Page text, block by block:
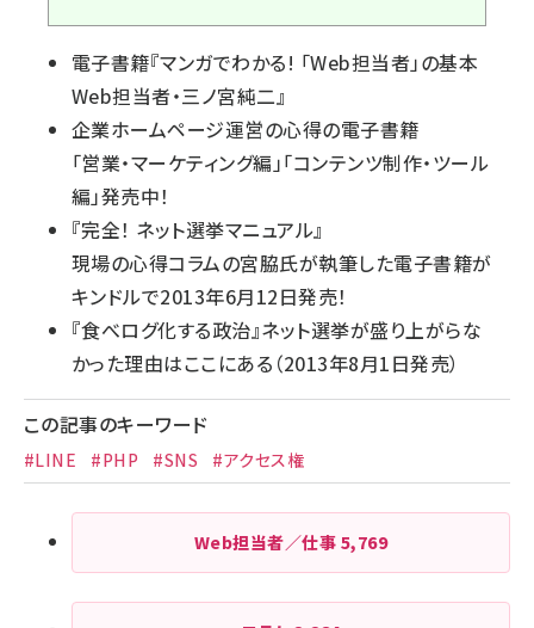
電子書籍『マンガでわかる! 「Web担当者」の基本
Web担当者・三ノ宮純二』
企業ホームページ運営の心得の電子書籍
「営業・マーケティング編」「コンテンツ制作・ツール
編」発売中！
『完全！ ネット選挙マニュアル』
現場の心得コラムの宮脇氏が執筆した電子書籍が
キンドルで2013年6月12日発売！
『食べログ化する政治』ネット選挙が盛り上がらな
かった理由はここにある（2013年8月1日発売）
この記事のキーワード
#LINE #PHP #SNS #アクセス権
Web担当者／仕事 5,769